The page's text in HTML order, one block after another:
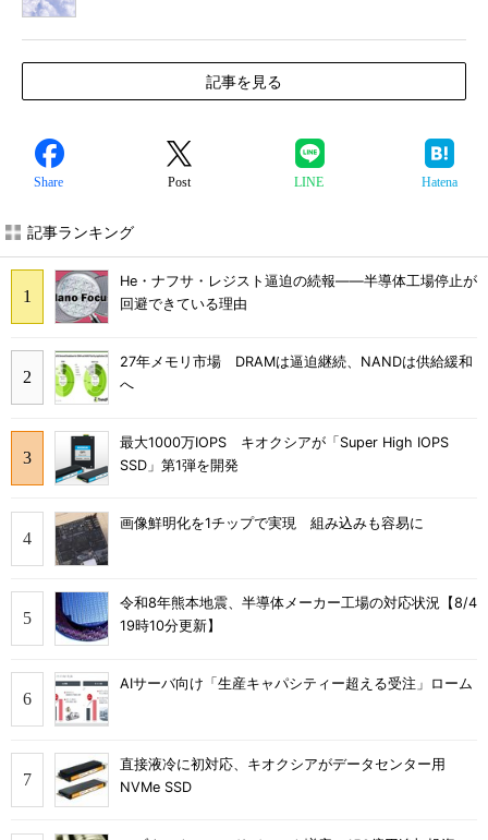
記事を見る
Share Post LINE Hatena
記事ランキング
He・ナフサ・レジスト逼迫の続報――半導体工場停止が
回避できている理由
27年メモリ市場 DRAMは逼迫継続、NANDは供給緩和
へ
最大1000万IOPS キオクシアが「Super High IOPS
SSD」第1弾を開発
画像鮮明化を1チップで実現 組み込みも容易に
令和8年熊本地震、半導体メーカー工場の対応状況【8/4
19時10分更新】
AIサーバ向け「生産キャパシティー超える受注」ローム
直接液冷に初対応、キオクシアがデータセンター用
NVMe SSD